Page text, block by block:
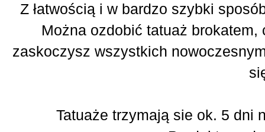
Z łatwością i w bardzo szybki
Można ozdobić tatuaż
zaskoczysz wszystkich
Tatuaże trzymają sie ok. 5 dni